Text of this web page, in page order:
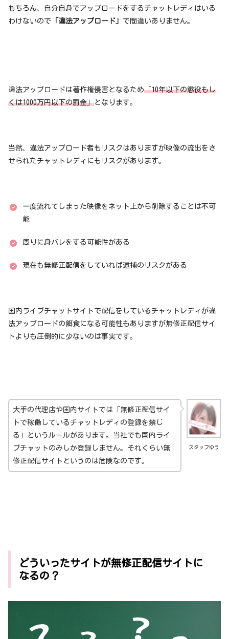
もちろん、自分自身でアップロードをするチャットレディはいる
わけないので 「違法アップロード」 で間違いありません。
違法アップロードは著作権侵害となるため「10年以下の懲役もし
くは1000万円以下の罰金」となります。
当然、違法アップロード者もリスクはありますが映像の流出をさ
せられたチャットレディにもリスクがあります。
一度流れてしまった映像をネット上から削除することは不可
能
周りに身バレをする可能性がある
現在も無修正配信をしていれば逮捕のリスクがある
国内ライブチャットサイトで配信をしているチャットレディが違
法アップロードの餌食になる可能性もありますが無修正配信サイ
トよりも圧倒的に少ないのは事実です。
スタッフゆう
大手の代理店や国内サイトでは「無修正配信サイ
トで稼働しているチャットレディの登録を禁じ
る」というルールがあります。当社でも国内ライ
ブチャットのみしか登録しません。それくらい無
修正配信サイトというのは危険なのです。
どういったサイトが無修正配信サイトに
なるの？